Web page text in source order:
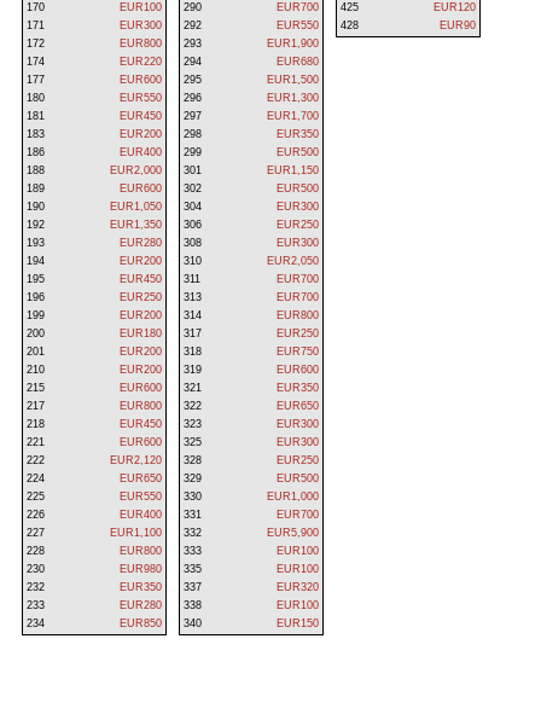
170
EUR100
171
EUR300
172
EUR800
174
EUR220
177
EUR600
180
EUR550
181
EUR450
183
EUR200
186
EUR400
188
EUR2,000
189
EUR600
190
EUR1,050
192
EUR1,350
193
EUR280
194
EUR200
195
EUR450
196
EUR250
199
EUR200
200
EUR180
201
EUR200
210
EUR200
215
EUR600
217
EUR800
218
EUR450
221
EUR600
222
EUR2,120
224
EUR650
225
EUR550
226
EUR400
227
EUR1,100
228
EUR800
230
EUR980
232
EUR350
233
EUR280
234
EUR850
290
EUR700
292
EUR550
293
EUR1,900
294
EUR680
295
EUR1,500
296
EUR1,300
297
EUR1,700
298
EUR350
299
EUR500
301
EUR1,150
302
EUR500
304
EUR300
306
EUR250
308
EUR300
310
EUR2,050
311
EUR700
313
EUR700
314
EUR800
317
EUR250
318
EUR750
319
EUR600
321
EUR350
322
EUR650
323
EUR300
325
EUR300
328
EUR250
329
EUR500
330
EUR1,000
331
EUR700
332
EUR5,900
333
EUR100
335
EUR100
337
EUR320
338
EUR100
340
EUR150
425
EUR120
428
EUR90